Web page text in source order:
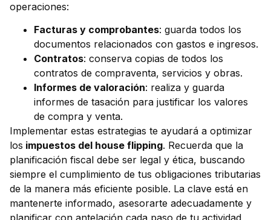
operaciones:
Facturas y comprobantes: guarda todos los
documentos relacionados con gastos e ingresos.
Contratos: conserva copias de todos los
contratos de compraventa, servicios y obras.
Informes de valoración: realiza y guarda
informes de tasación para justificar los valores
de compra y venta.
Implementar estas estrategias te ayudará a optimizar
los impuestos del house flipping. Recuerda que la
planificación fiscal debe ser legal y ética, buscando
siempre el cumplimiento de tus obligaciones tributarias
de la manera más eficiente posible. La clave está en
mantenerte informado, asesorarte adecuadamente y